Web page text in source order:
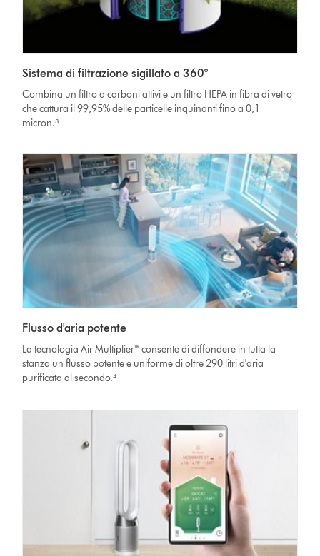
Sistema di filtrazione sigillato a 360°
Combina un filtro a carboni attivi e un filtro HEPA in fibra di vetro
che cattura il 99,95% delle particelle inquinanti fino a 0,1
micron.³
Flusso d'aria potente
La tecnologia Air Multiplier™ consente di diffondere in tutta la
stanza un flusso potente e uniforme di oltre 290 litri d'aria
purificata al secondo.⁴